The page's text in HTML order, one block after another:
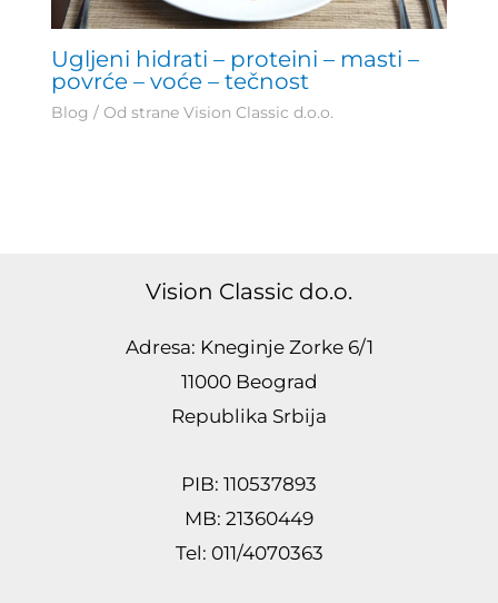
Ugljeni hidrati – proteini – masti –
povrće – voće – tečnost
Blog / Od strane Vision Classic d.o.o.
Vision Classic do.o.
Adresa: Kneginje Zorke 6/1
11000 Beograd
Republika Srbija
PIB: 110537893
MB: 21360449
Tel: 011/4070363